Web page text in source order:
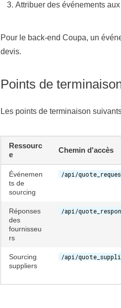
Attribuer des événements
Pour le back-end Coupa, un
devis.
Points de
Les points de terminaison
Ressourc
e
Chemin d'accès
Événemen
ts de
sourcing
/api/
Réponses
des
fournisseu
rs
/api/
Sourcing
suppliers
/api/